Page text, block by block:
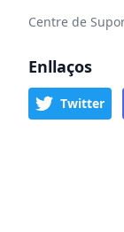
Centre de
Enllaços
Twitter